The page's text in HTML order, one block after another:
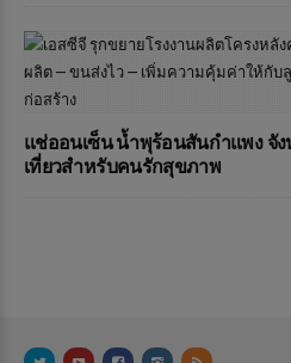
แช่ออนเซ็น น้ำพุร้อนสันกำแพง จั
เที่ยวสำหรับคนรักสุขภาพ